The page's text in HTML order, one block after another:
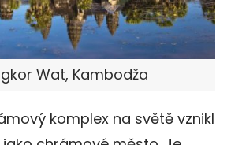
Wat, Kambodža
komplex na světě vznikl